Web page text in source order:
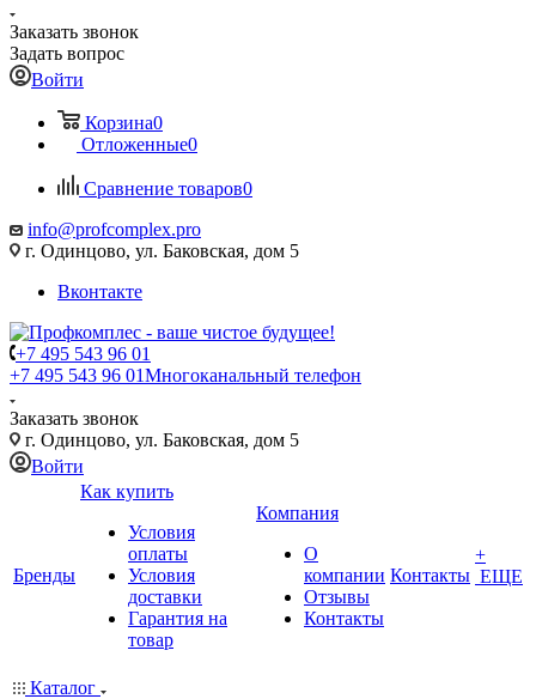
Заказать звонок
Задать вопрос
Войти
Корзина0
Отложенные0
Сравнение товаров0
info@profcomplex.pro
г. Одинцово, ул. Баковская, дом 5
Вконтакте
+7 495 543 96 01
+7 495 543 96 01Многоканальный телефон
Заказать звонок
г. Одинцово, ул. Баковская, дом 5
Войти
Бренды
Как купить
Условия
оплаты
Условия
доставки
Гарантия на
товар
Компания
О
компании
Отзывы
Контакты
Контакты
+
ЕЩЕ
Каталог